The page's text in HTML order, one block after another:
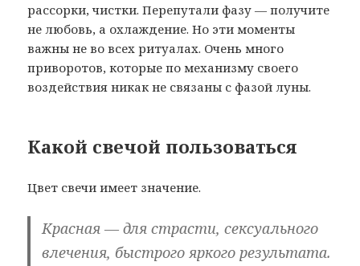
рассорки, чистки. Перепутали фазу — получите
не любовь, а охлаждение. Но эти моменты
важны не во всех ритуалах. Очень много
приворотов, которые по механизму своего
воздействия никак не связаны с фазой луны.
Какой свечой пользоваться
Цвет свечи имеет значение.
Красная — для страсти, сексуального
влечения, быстрого яркого результата.